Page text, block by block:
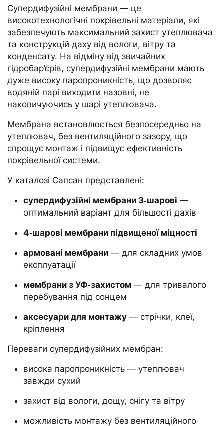
Супердифузійні мембрани — це
високотехнологічні покрівельні матеріали, які
забезпечують максимальний захист утеплювача
та конструкцій даху від вологи, вітру та
конденсату. На відміну від звичайних
гідробар’єрів, супердифузійні мембрани мають
дуже високу паропроникність, що дозволяє
водяній парі виходити назовні, не
накопичуючись у шарі утеплювача.
Мембрана встановлюється безпосередньо на
утеплювач, без вентиляційного зазору, що
спрощує монтаж і підвищує ефективність
покрівельної системи.
У каталозі Сапсан представлені:
супердифузійні мембрани 3‑шарові —
оптимальний варіант для більшості дахів
4‑шарові мембрани підвищеної міцності
армовані мембрани — для складних умов
експлуатації
мембрани з УФ‑захистом — для тривалого
перебування під сонцем
аксесуари для монтажу — стрічки, клеї,
кріплення
Переваги супердифузійних мембран:
висока паропроникність — утеплювач
завжди сухий
захист від вологи, дощу, снігу та вітру
можливість монтажу без вентиляційного